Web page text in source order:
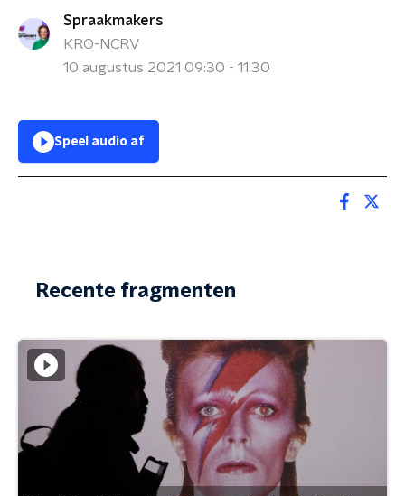
Spraakmakers
KRO-NCRV
10 augustus 2021 09:30 - 11:30
Speel audio af
Recente fragmenten